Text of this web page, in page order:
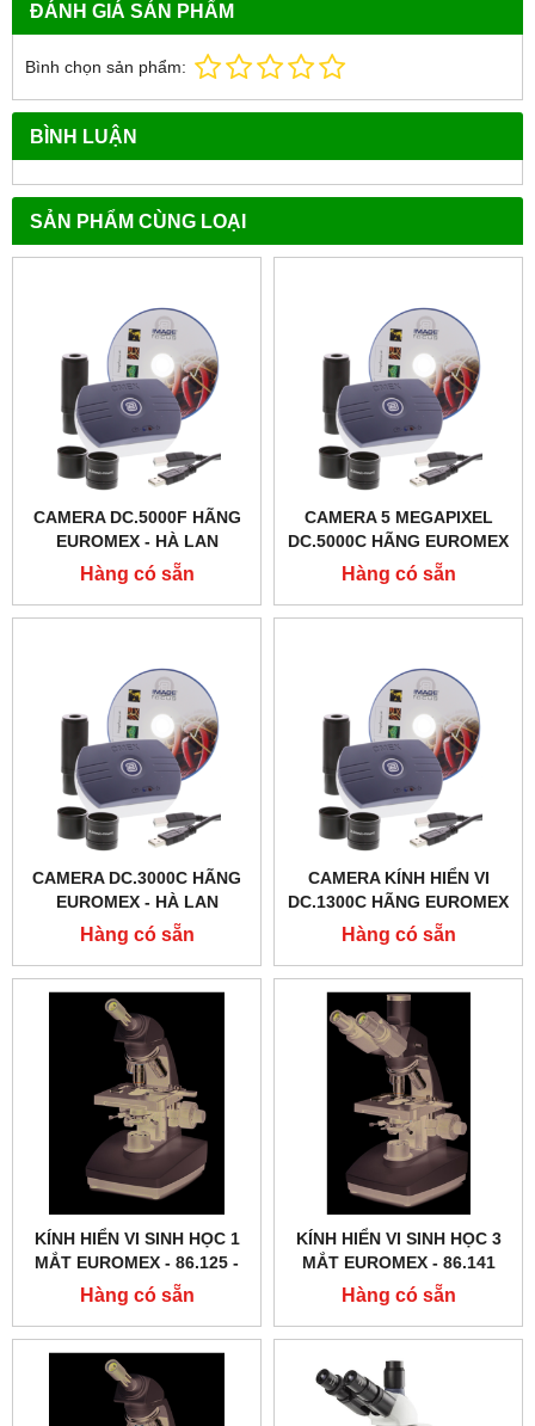
ĐÁNH GIÁ SẢN PHẨM
Bình chọn sản phẩm:
BÌNH LUẬN
SẢN PHẨM CÙNG LOẠI
CAMERA DC.5000F HÃNG
EUROMEX - HÀ LAN
Hàng có sẵn
CAMERA 5 MEGAPIXEL
DC.5000C HÃNG EUROMEX
- HÀ LAN
Hàng có sẵn
CAMERA DC.3000C HÃNG
EUROMEX - HÀ LAN
Hàng có sẵn
CAMERA KÍNH HIỂN VI
DC.1300C HÃNG EUROMEX
- HÀ LAN
Hàng có sẵn
KÍNH HIỂN VI SINH HỌC 1
MẮT EUROMEX - 86.125 ‑
LED
Hàng có sẵn
KÍNH HIỂN VI SINH HỌC 3
MẮT EUROMEX - 86.141
Hàng có sẵn